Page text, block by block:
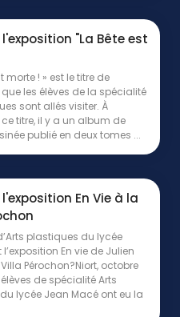
"La Bête est
morte ! » est le titre de
les élèves de la spécialité
sont allés visiter. À
ce titre, il y a un album de
publié en deux tomes ...
En Vie à la
plastiques du lycée
En vie de Julien
Pérochon?Niort, octobre
de spécialité Arts
lycée Jean Macé ont eu la